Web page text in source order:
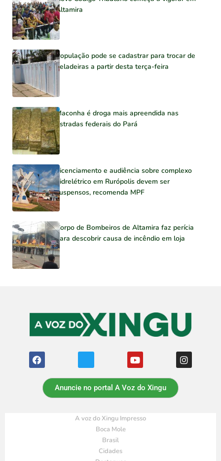
Altamira
População pode se cadastrar para trocar de
geladeiras a partir desta terça-feira
Maconha é droga mais apreendida nas
estradas federais do Pará
Licenciamento e audiência sobre complexo
hidrelétrico em Rurópolis devem ser
suspensos, recomenda MPF
Corpo de Bombeiros de Altamira faz perícia
para descobrir causa de incêndio em loja
Anuncie no portal A Voz do Xingu
A voz do Xingu Impresso
Boca Mole
Brasil
Cidades